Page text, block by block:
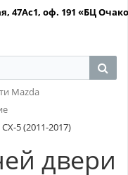
47Ас1, оф. 191 «БЦ
Mazda
5 (2011-2017)
двери